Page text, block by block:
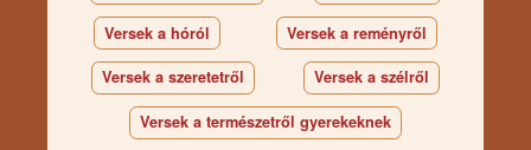
Versek a hóról Versek a reményről
Versek a szeretetről Versek a szélről
Versek a természetről gyerekeknek